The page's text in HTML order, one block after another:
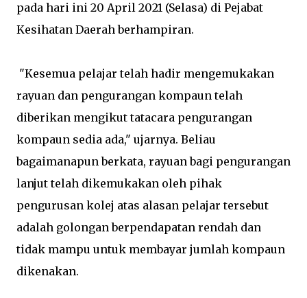
pada hari ini 20 April 2021 (Selasa) di Pejabat
Kesihatan Daerah berhampiran.
"Kesemua pelajar telah hadir mengemukakan
rayuan dan pengurangan kompaun telah
diberikan mengikut tatacara pengurangan
kompaun sedia ada," ujarnya. Beliau
bagaimanapun berkata, rayuan bagi pengurangan
lanjut telah dikemukakan oleh pihak
pengurusan kolej atas alasan pelajar tersebut
adalah golongan berpendapatan rendah dan
tidak mampu untuk membayar jumlah kompaun
dikenakan.